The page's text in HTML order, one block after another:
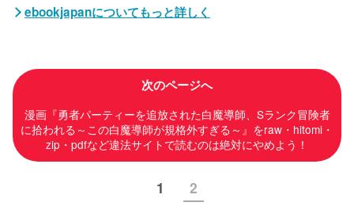
ebookjapanについてもっと詳しく
次のページへ
漫画『勇者パーティーを追放された白魔導師、Sランク冒険者
に拾われる～この白魔導師が規格外すぎる～』をraw・hitomi・
zip・pdfなど違法サイトで読むのは絶対にやめよう！
1 2